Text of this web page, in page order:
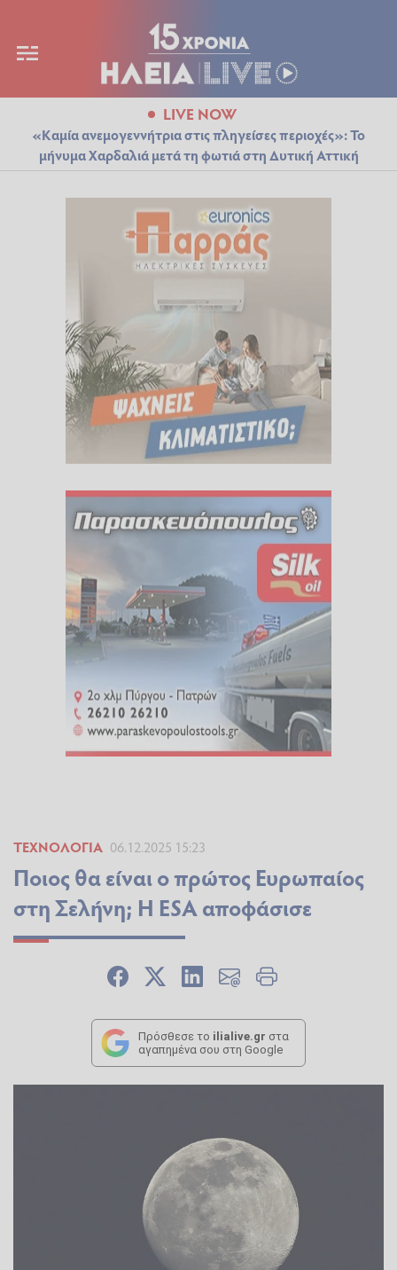
LIVE NOW
«Καμία ανεμογεννήτρια στις πληγείσες περιοχές»: Το
μήνυμα Χαρδαλιά μετά τη φωτιά στη Δυτική Αττική
ΤΕΧΝΟΛΟΓΊΑ 06.12.2025 15:23
Ποιος θα είναι ο πρώτος Ευρωπαίος
στη Σελήνη; Η ESA αποφάσισε
Πρόσθεσε το ilialive.gr στα
αγαπημένα σου στη Google